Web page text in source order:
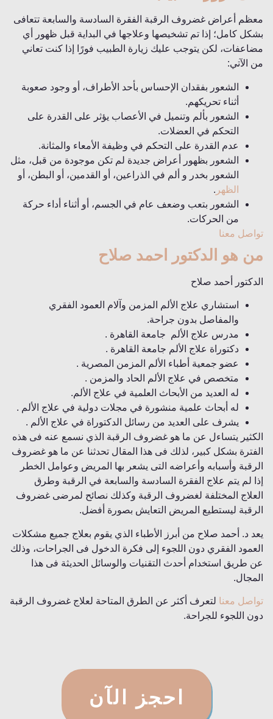
معظم أعراض غضروف الرقبة الفقرة السادسة والسابعة تتعافى
بشكل كامل؛ إذا تم تشخيصها وعلاجها في البداية قبل ظهور أي
مضاعفات، لكن يتوجب عليك زيارة الطبيب فورًا إذا كنت تعاني
من الآتي:
الشعور بفقدان الإحساس بأحد الأطراف، أو وجود صعوبة
أثناء تحريكهم.
الشعور بألم وتنميل في الأعصاب يؤثر على القدرة على
التحكم في العضلات.
عدم القدرة على التحكم في وظيفة الأمعاء والمثانة.
الشعور بظهور أعراض جديدة لم تكن موجودة من قبل، مثل
الشعور بخدر و ألم في الذراعين، أو القدمين، أو البطن، أو
الظهر .
الشعور بتعب وضعف عام في الجسم، أو أثناء أداء حركة
من الحركات.
تواصل معنا
من هو الدكتور احمد صلاح
الدكتور أحمد صلاح
استشاري علاج الألم المزمن وآلام العمود الفقري
والمفاصل بدون جراحة.
مدرس علاج الألم جامعة القاهرة .
دكتوراة علاج الألم جامعة القاهرة .
عضو جمعية أطباء الألم المزمن المصرية .
متخصص في علاج الألم الحاد والمزمن .
له العديد من الأبحاث العلمية في علاج الألم.
له أبحاث علمية منشورة في مجلات دولية في علاج الألم .
يشرف على العديد من رسائل الدكتوراة في علاج الألم .
الكثير يتساءل عن ما هو غضروف الرقبة الذي نسمع عنه فى هذه
الفترة بشكل كبير، لذلك فى هذا المقال تحدثنا عن ما هو غضروف
الرقبة وأسبابه وأعراضه التى يشعر بها المريض وعوامل الخطر
إذا لم يتم علاج الفقرة السادسة والسابعة في الرقبة وطرق
العلاج المختلفة لغضروف الرقبة وكذلك نصائح لمرضى غضروف
الرقبة ليستطيع المريض التعايش بصورة أفضل.
يعد د. أحمد صلاح من أبرز الأطباء الذي يقوم بعلاج جميع مشكلات
العمود الفقري دون اللجوء إلى فكرة الدخول فى الجراحات، وذلك
عن طريق استخدام أحدث التقنيات والوسائل الحديثة فى هذا
المجال.
تواصل معنا لتعرف أكثر عن الطرق المتاحة لعلاج غضروف الرقبة
دون اللجوء للجراحة.
احجز الآن